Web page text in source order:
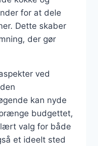
for at dele
Dette skaber
der gør
ved
kan nyde
budgettet,
valg for både
et ideelt sted